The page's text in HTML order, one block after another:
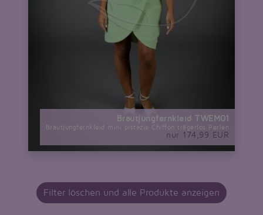
Brautjungfernkleid TWEM01
Brautjungfernkleid mini pistazie Chiffon trägerlos Perlen
nur 174,99 EUR
Filter löschen und alle Produkte anzeigen